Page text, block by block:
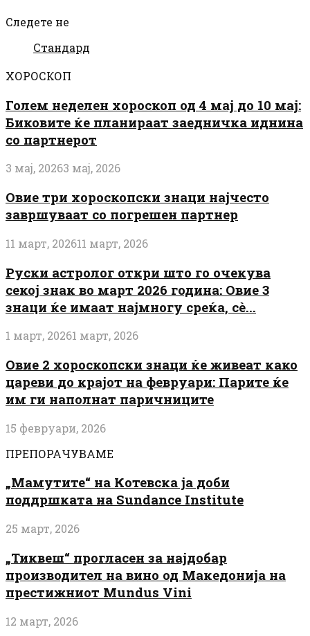
Следете не
Стандард
ХОРОСКОП
Голем неделен хороскоп од 4 мај до 10 мај:
Биковите ќе планираат заедничка иднина
со партнерот
3 мај, 20263 мај, 2026
Овие три хороскопски знаци најчесто
завршуваат со погрешен партнер
11 март, 202611 март, 2026
Руски астролог откри што го очекува
секој знак во март 2026 година: Овие 3
знаци ќе имаат најмногу среќа, сè...
1 март, 20261 март, 2026
Овие 2 хороскопски знаци ќе живеат како
цареви до крајот на февруари: Парите ќе
им ги наполнат паричниците
15 февруари, 2026
ПРЕПОРАЧУВАМЕ
„Мамутите“ на Котевска ја доби
поддршката на Sundance Institute
25 март, 2026
„Тиквеш“ прогласен за најдобар
производител на вино од Македонија на
престижниот Mundus Vini
12 март, 2026